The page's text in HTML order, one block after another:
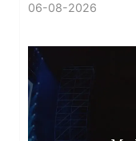
06-08-2026